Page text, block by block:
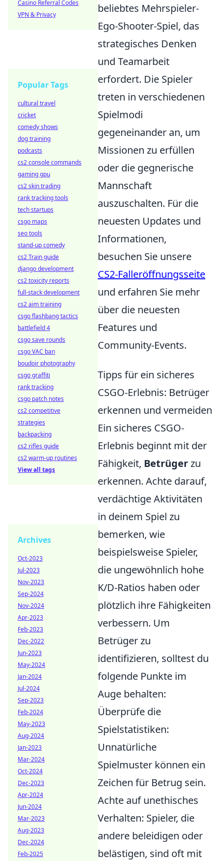
beliebtes Mehrspieler-
Ego-Shooter-Spiel, das
strategisches Denken
und Teamarbeit
erfordert. Die Spieler
treten in verschiedenen
Spielmodi
gegeneinander an, um
Missionen zu erfüllen
oder die gegnerische
Mannschaft
auszuschalten. Für die
neuesten Updates und
Informationen,
besuchen Sie unsere
CS2-Falleröffnungsseite
und erfahren Sie mehr
über die neuesten
Features und
Community-Events.
Tipps für ein sicheres
CSGO-Erlebnis: Betrüger
erkennen und vermeiden
Ein sicheres CSGO-
Erlebnis beginnt mit der
Fähigkeit, Betrügerzu
erkennen. Achte darauf,
verdächtige Aktivitäten
in deinem Spiel zu
bemerken, wie
beispielsweise Spieler,
die ungewöhnlich hohe
K/D-Ratios haben oder
plötzlich ihre Fähigkeiten
verbessern. Um
Betrüger zu
identifizieren, solltest du
folgende Punkte im
Auge behalten:
Überprüfe die
Spielstatistiken:
Unnatürliche
Spielmuster können ein
Zeichen für Betrug sein.
Achte auf unethisches
Verhalten: Spieler, die
andere beleidigen oder
belästigen, sind oft mit
Casino Referral Codes
VPN & Privacy
Popular Tags
cultural travel
cricket
comedy shows
dog training
podcasts
cs2 console commands
gaming gpu
cs2 skin trading
rank tracking tools
tech startups
csgo maps
seo tools
stand-up comedy
cs2 Train guide
django development
cs2 toxicity reports
full-stack development
cs2 aim training
csgo flashbang tactics
battlefield 4
csgo save rounds
csgo VAC ban
boudoir photography
csgo graffiti
rank tracking
csgo patch notes
cs2 competitive
strategies
backpacking
cs2 rifles guide
cs2 warm-up routines
View all tags
Archives
Oct-2023
Jul-2023
Nov-2023
Sep-2024
Nov-2024
Apr-2023
Feb-2023
Dec-2022
Jun-2023
May-2024
Jan-2024
Jul-2024
Sep-2023
Feb-2024
May-2023
Aug-2024
Jan-2023
Mar-2024
Oct-2024
Dec-2023
Apr-2024
Jun-2024
Mar-2023
Aug-2023
Dec-2024
Feb-2025